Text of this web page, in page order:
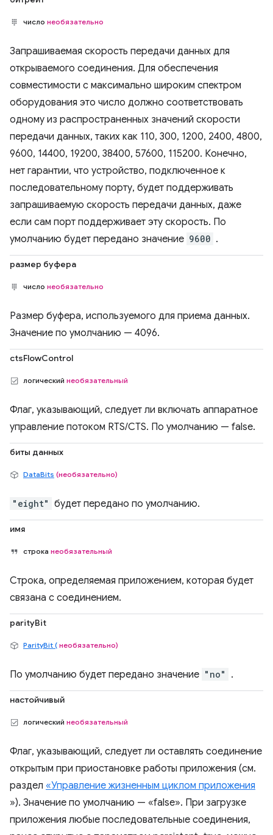
число необязательно
Запрашиваемая скорость передачи данных для
открываемого соединения. Для обеспечения
совместимости с максимально широким спектром
оборудования это число должно соответствовать
одному из распространенных значений скорости
передачи данных, таких как 110, 300, 1200, 2400, 4800,
9600, 14400, 19200, 38400, 57600, 115200. Конечно,
нет гарантии, что устройство, подключенное к
последовательному порту, будет поддерживать
запрашиваемую скорость передачи данных, даже
если сам порт поддерживает эту скорость. По
умолчанию будет передано значение 9600 .
размер буфера
число необязательно
Размер буфера, используемого для приема данных.
Значение по умолчанию — 4096.
ctsFlowControl
логический необязательный
Флаг, указывающий, следует ли включать аппаратное
управление потоком RTS/CTS. По умолчанию — false.
биты данных
DataBits (необязательно)
"eight" будет передано по умолчанию.
имя
строка необязательный
Строка, определяемая приложением, которая будет
связана с соединением.
parityBit
ParityBit ( необязательно)
По умолчанию будет передано значение "no" .
настойчивый
логический необязательный
Флаг, указывающий, следует ли оставлять соединение
открытым при приостановке работы приложения (см.
раздел «Управление жизненным циклом приложения
»). Значение по умолчанию — «false». При загрузке
приложения любые последовательные соединения,